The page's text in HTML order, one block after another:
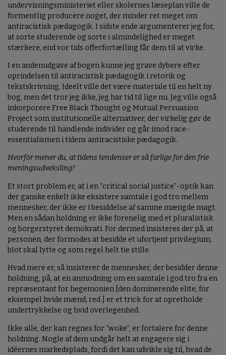
undervisningsministeriet eller skolernes læseplan ville de
formentlig producere noget, der minder ret meget om
antiracistisk pædagogik. I sidste ende argumenterer jeg for,
at sorte studerende og sorte i almindelighed er meget
stærkere, end vor tids offerfortælling får dem til at virke.
I en andenudgave af bogen kunne jeg grave dybere efter
oprindelsen til antiracistisk pædagogik i retorik og
tekstskrivning. Ideelt ville det være materiale til en helt ny
bog, men det tror jeg ikke, jeg har tid til lige nu. Jeg ville også
inkorporere Free Black Thought og Mutual Persuasion
Project som institutionelle alternativer, der virkelig gør de
studerende til handlende individer og går imod race-
essentialismen i tidens antiracistiske pædagogik.
Hvorfor mener du, at tidens tendenser er så farlige for den frie
meningsudveksling?
Et stort problem er, at i en “critical social justice”-optik kan
der ganske enkelt ikke eksistere samtale i god tro mellem
mennesker, der ikke er i besiddelse af samme mængde magt.
Men en sådan holdning er ikke forenelig med et pluralistisk
og borgerstyret demokrati. For dermed insisteres der på, at
personen, der formodes at besidde et ufortjent privilegium,
blot skal lytte og som regel helt tie stille.
Hvad mere er, så insisterer de mennesker, der besidder denne
holdning, på, at en anmodning om en samtale i god tro fra en
repræsentant for hegemonien [den dominerende elite, for
eksempel hvide mænd, red.] er et trick for at opretholde
undertrykkelse og hvid overlegenhed.
Ikke alle, der kan regnes for “woke”, er fortalere for denne
holdning. Nogle af dem undgår helt at engagere sig i
idéernes markedsplads, fordi det kan udvikle sig til, hvad de